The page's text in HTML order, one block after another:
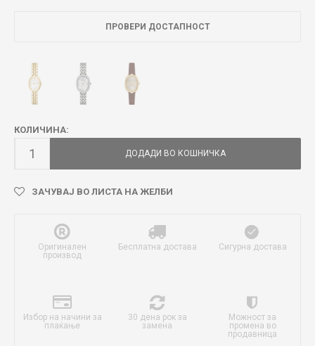
ПРОВЕРИ ДОСТАПНОСТ
КОЛИЧИНА:
ДОДАДИ ВО КОШНИЧКА
ЗАЧУВАЈ ВО ЛИСТА НА ЖЕЛБИ
Оригинален
производ
Бесплатна достава Сигурна достава
Избор на начини за
плаќање
30 дена рок за
замена
Можност за
промена во
продавница